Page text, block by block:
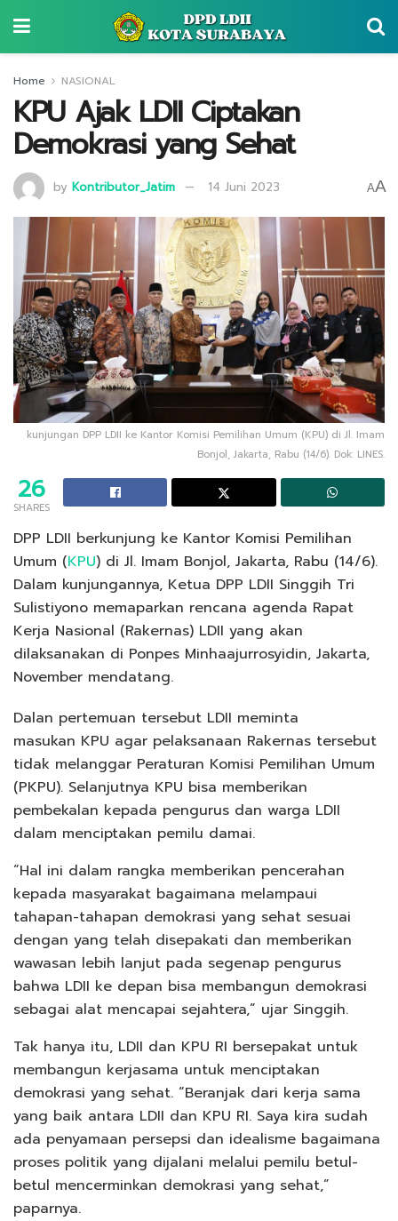
Home NASIONAL
KPU Ajak LDII Ciptakan
Demokrasi yang Sehat
by Kontributor_Jatim 14 Juni 2023 AA
kunjungan DPP LDII ke Kantor Komisi Pemilihan Umum (KPU) di Jl. Imam
Bonjol, Jakarta, Rabu (14/6). Dok: LINES.
26
SHARES
DPP LDII berkunjung ke Kantor Komisi Pemilihan
Umum (KPU) di Jl. Imam Bonjol, Jakarta, Rabu (14/6).
Dalam kunjungannya, Ketua DPP LDII Singgih Tri
Sulistiyono memaparkan rencana agenda Rapat
Kerja Nasional (Rakernas) LDII yang akan
dilaksanakan di Ponpes Minhaajurrosyidin, Jakarta,
November mendatang.
Dalan pertemuan tersebut LDII meminta
masukan KPU agar pelaksanaan Rakernas tersebut
tidak melanggar Peraturan Komisi Pemilihan Umum
(PKPU). Selanjutnya KPU bisa memberikan
pembekalan kepada pengurus dan warga LDII
dalam menciptakan pemilu damai.
“Hal ini dalam rangka memberikan pencerahan
kepada masyarakat bagaimana melampaui
tahapan-tahapan demokrasi yang sehat sesuai
dengan yang telah disepakati dan memberikan
wawasan lebih lanjut pada segenap pengurus
bahwa LDII ke depan bisa membangun demokrasi
sebagai alat mencapai sejahtera,” ujar Singgih.
Tak hanya itu, LDII dan KPU RI bersepakat untuk
membangun kerjasama untuk menciptakan
demokrasi yang sehat. “Beranjak dari kerja sama
yang baik antara LDII dan KPU RI. Saya kira sudah
ada penyamaan persepsi dan idealisme bagaimana
proses politik yang dijalani melalui pemilu betul-
betul mencerminkan demokrasi yang sehat,”
paparnya.